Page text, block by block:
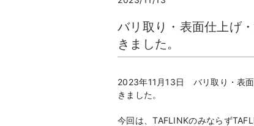
バリ取り・表面仕上げ
きました。
2023年11月13日 バリ取り・表面
きました。
今回は、TAFLINKのみならず